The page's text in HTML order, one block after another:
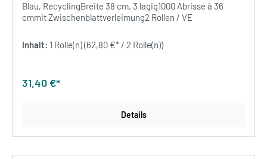
Blau, RecyclingBreite 38 cm, 3 lagig1000 Abrisse à 36
cmmit Zwischenblattverleimung2 Rollen / VE
Inhalt: 1 Rolle(n)(62,80 €* / 2 Rolle(n))
31,40 €*
Details